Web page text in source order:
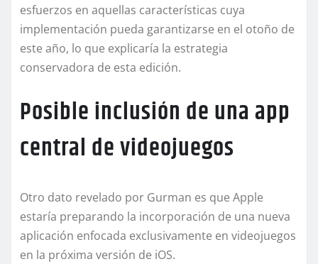
esfuerzos en aquellas características cuya
implementación pueda garantizarse en el otoño de
este año, lo que explicaría la estrategia
conservadora de esta edición.
Posible inclusión de una app
central de videojuegos
Otro dato revelado por Gurman es que Apple
estaría preparando la incorporación de una nueva
aplicación enfocada exclusivamente en videojuegos
en la próxima versión de iOS.